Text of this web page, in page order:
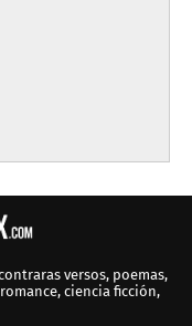
versos, poemas,
ciencia ficción,